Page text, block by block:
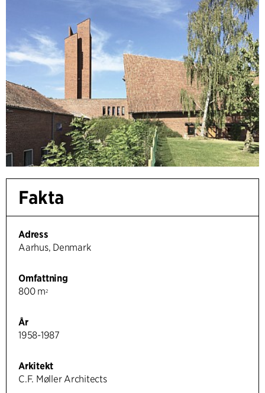
Fakta
Adress
Aarhus, Denmark
Omfattning
800 m2
År
1958-1987
Arkitekt
C.F. Møller Architects